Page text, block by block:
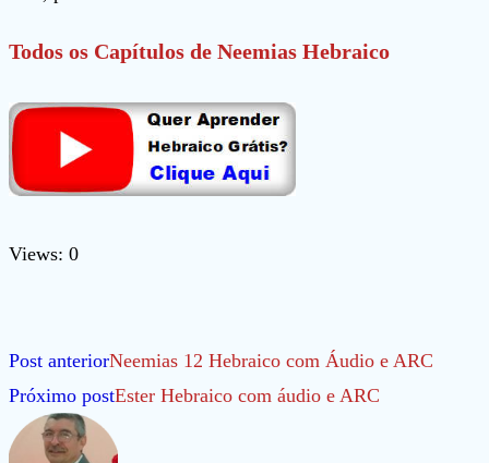
Todos os Capítulos de Neemias Hebraico
Views: 0
Leia
mais
artigos
Post anteriorNeemias 12 Hebraico com Áudio e ARC
Próximo postEster Hebraico com áudio e ARC